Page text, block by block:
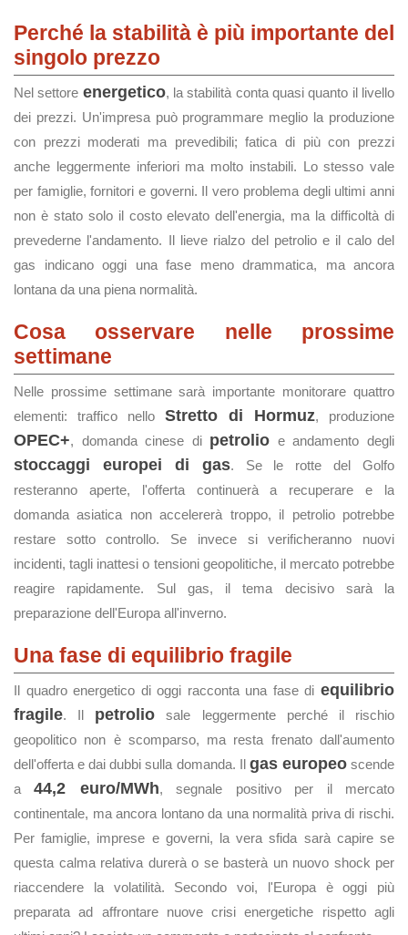
Perché la stabilità è più importante del
singolo prezzo
Nel settore energetico, la stabilità conta quasi quanto il livello
dei prezzi. Un'impresa può programmare meglio la produzione
con prezzi moderati ma prevedibili; fatica di più con prezzi
anche leggermente inferiori ma molto instabili. Lo stesso vale
per famiglie, fornitori e governi. Il vero problema degli ultimi anni
non è stato solo il costo elevato dell'energia, ma la difficoltà di
prevederne l'andamento. Il lieve rialzo del petrolio e il calo del
gas indicano oggi una fase meno drammatica, ma ancora
lontana da una piena normalità.
Cosa osservare nelle prossime
settimane
Nelle prossime settimane sarà importante monitorare quattro
elementi: traffico nello Stretto di Hormuz, produzione
OPEC+, domanda cinese di petrolio e andamento degli
stoccaggi europei di gas. Se le rotte del Golfo
resteranno aperte, l'offerta continuerà a recuperare e la
domanda asiatica non accelererà troppo, il petrolio potrebbe
restare sotto controllo. Se invece si verificheranno nuovi
incidenti, tagli inattesi o tensioni geopolitiche, il mercato potrebbe
reagire rapidamente. Sul gas, il tema decisivo sarà la
preparazione dell'Europa all'inverno.
Una fase di equilibrio fragile
Il quadro energetico di oggi racconta una fase di equilibrio
fragile. Il petrolio sale leggermente perché il rischio
geopolitico non è scomparso, ma resta frenato dall'aumento
dell'offerta e dai dubbi sulla domanda. Il gas europeoscende
a44,2 euro/MWh, segnale positivo per il mercato
continentale, ma ancora lontano da una normalità priva di rischi.
Per famiglie, imprese e governi, la vera sfida sarà capire se
questa calma relativa durerà o se basterà un nuovo shock per
riaccendere la volatilità. Secondo voi, l'Europa è oggi più
preparata ad affrontare nuove crisi energetiche rispetto agli